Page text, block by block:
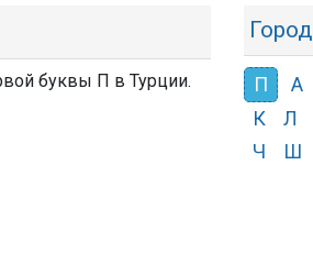
буквы П в Турции. П А
К
Л
Ч
Ш